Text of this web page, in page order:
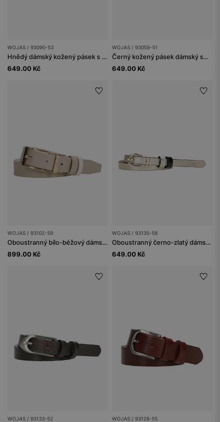
WOJAS / 93090-53
Hnědý dámský kožený pásek s hranatou sponou
649.00 Kč
WOJAS / 93058-51
Černý kožený pásek dámský se zlatou sponou
649.00 Kč
WOJAS / 93102-59
Oboustranný bílo-béžový dámský kožený pásek
899.00 Kč
WOJAS / 93135-58
Oboustranný černo-zlatý dámský pásek se zlatou přezkou
649.00 Kč
WOJAS / 93133-52 WOJAS / 93128-55